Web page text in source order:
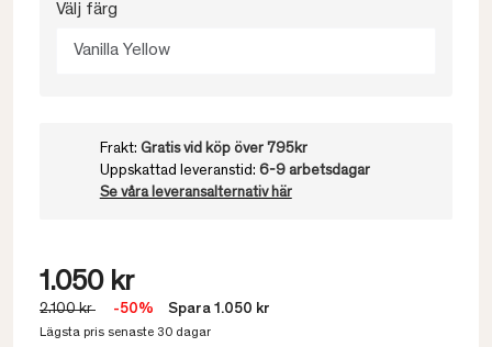
Välj färg
Vanilla Yellow
Frakt: Gratis vid köp över 795kr
Uppskattad leveranstid: 6-9 arbetsdagar
Se våra leveransalternativ här
1.050 kr
2.100 kr -50% Spara 1.050 kr
Lägsta pris senaste 30 dagar